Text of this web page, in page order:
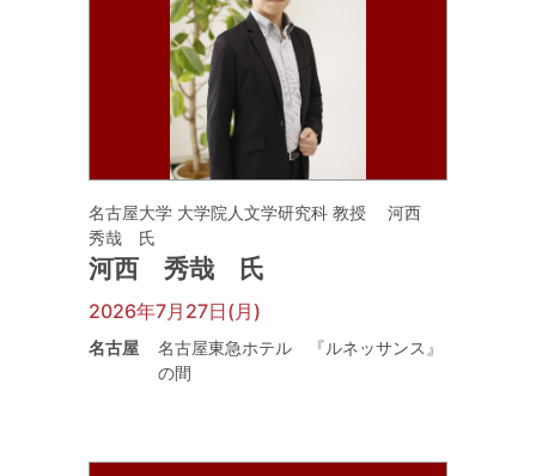
名古屋大学 大学院人文学研究科 教授 河西
秀哉 氏
河西 秀哉 氏
2026年7月27日(月)
名古屋
名古屋東急ホテル 『ルネッサンス』
の間